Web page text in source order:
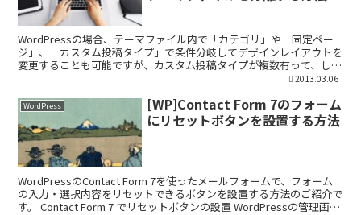
WordPressの場合、テーマファイル内で「カテゴリ」や「固定ペー
ジ」、「カスタム投稿タイプ」で条件分岐してデザインレイアウトを
変更することも可能ですが、カスタム投稿タイプが複数有って、しか
2013.03.06
WordPress
[WP]Contact Form 7のフォーム
にリセットボタンを設置する方法
WordPressのContact Form 7を使ったメールフォームで、フォーム
の入力・選択内容をリセットできるボタンを設置する方法のご紹介で
す。 Contact Form 7 でリセットボタンの設置 WordPressの管理画面